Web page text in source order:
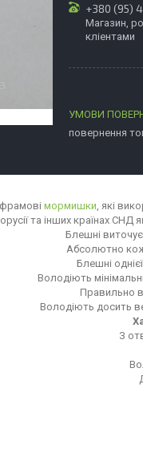
+380 (95)
Магазин,
кліентами
повернення
мормишки, які
та інших країнах СНД
Блешні
Абсолютно
Блешні
Володіють
Правильно
Володіють досить
З